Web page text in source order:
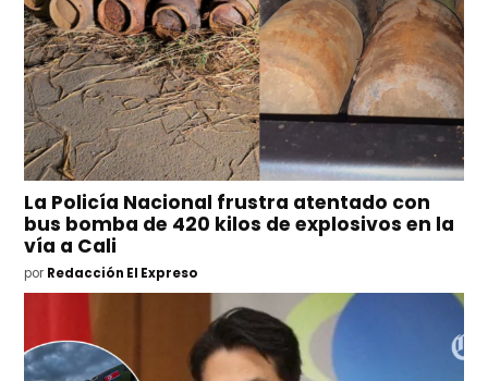
La Policía Nacional frustra atentado con
bus bomba de 420 kilos de explosivos en la
vía a Cali
por Redacción El Expreso